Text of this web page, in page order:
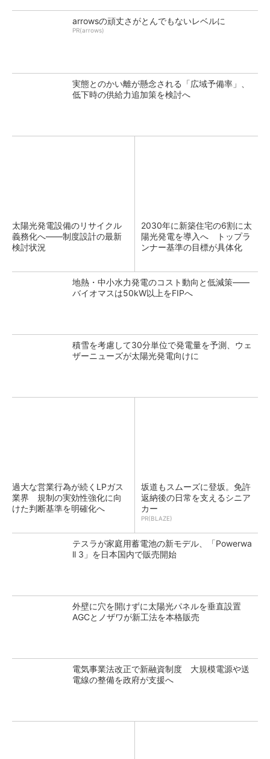
arrowsの頑丈さがとんでもないレベルに
PR(arrows)
実態とのかい離が懸念される「広域予備率」、
低下時の供給力追加策を検討へ
太陽光発電設備のリサイクル
義務化へ――制度設計の最新
検討状況
2030年に新築住宅の6割に太
陽光発電を導入へ トップラ
ンナー基準の目標が具体化
地熱・中小水力発電のコスト動向と低減策――
バイオマスは50kW以上をFIPへ
積雪を考慮して30分単位で発電量を予測、ウェ
ザーニューズが太陽光発電向けに
過大な営業行為が続くLPガス
業界 規制の実効性強化に向
けた判断基準を明確化へ
坂道もスムーズに登坂。免許
返納後の日常を支えるシニア
カー
PR(BLAZE)
テスラが家庭用蓄電池の新モデル、「Powerwa
ll 3」を日本国内で販売開始
外壁に穴を開けずに太陽光パネルを垂直設置
AGCとノザワが新工法を本格販売
電気事業法改正で新融資制度 大規模電源や送
電線の整備を政府が支援へ